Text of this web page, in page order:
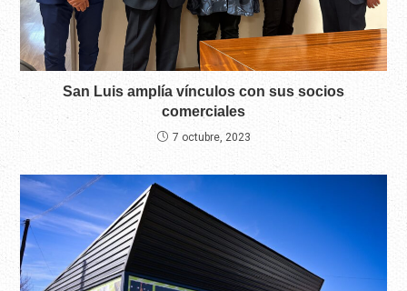
San Luis amplía vínculos con sus socios
comerciales
7 octubre, 2023